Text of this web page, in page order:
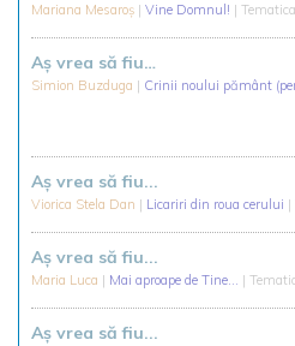
Mariana Mesaroş | Vine Domnul! |
Aş vrea să fiu…
Simion Buzduga | Crinii noului pământ
Aş vrea să fiu...
Viorica Stela Dan | Licariri din roua cerului |
Aş vrea să fiu...
Maria Luca | Mai aproape de Tine... |
Aș vrea să fiu...